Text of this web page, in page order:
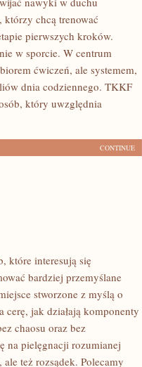
chcą trenować
pierwszych kroków.
w sporcie. W centrum
ćwiczeń, ale systemem,
dnia codziennego. TKKF
który uwzględnia
CONTINUE
które interesują się
bardziej przemyślane
stworzone z myślą o
cerę, jak działają komponenty
chaosu oraz bez
na pielęgnacji rozumianej
też rozsądek. Polecamy